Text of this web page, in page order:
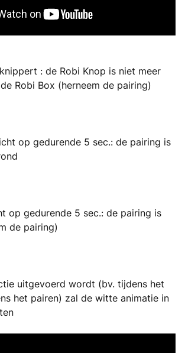
: de Robi Knop is niet meer
Robi Box (herneem de pairing)
op gedurende 5 sec.: de pairing is
op gedurende 5 sec.: de pairing is
de pairing)
uitgevoerd wordt (bv. tijdens het
het pairen) zal de witte animatie in